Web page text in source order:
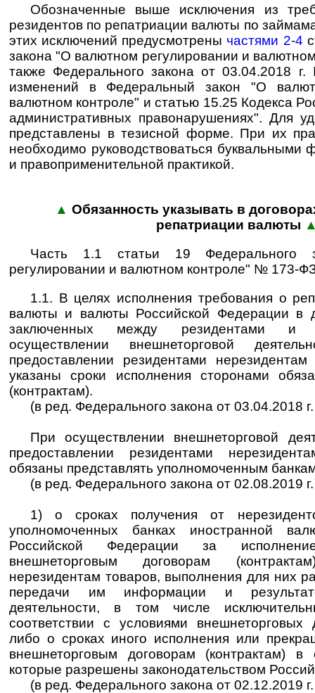
Обозначенные выше исключения из
резидентов по репатриации валюты по
этих исключений предусмотрены частями 2-4
закона "О валютном регулировании и
также Федерального закона от 03.04.2018
изменений в Федеральный закон "О
валютном контроле" и статью 15.25 Кодекса
административных правонарушениях". Для
представлены в тезисной форме. При их
необходимо руководствоваться бук­валь­ны­ми
и правоприменительной практикой.
▲ Обязанность указывать в
репатриации валюты
Часть 1.1 статьи 19 Федерального
регулировании и валютном контроле" № 173-
1.1. В целях исполнения требования о
валюты и валюты Российской Федерации в
заключенных между резидентами и
осуществлении внешнеторговой
предоставлении резидентами
указаны сроки исполнения сторонами
(контрактам).
(в ред. Федерального закона от 03.04.2018
При осуществлении внешнеторговой
предоставлении резидентами
обязаны представлять уполномоченным
(в ред. Федерального закона от 02.08.2019
1) о сроках получения от
уполномоченных банках иностранной
Российской Федерации за
внешнеторговым договорам
нерезидентам товаров, выполнения для них
передачи им информации и
деятельности, в том числе
соответствии с условиями внешнеторговых
либо о сроках иного исполнения или
внешнеторговым договорам (контрактам)
которые разрешены законодательством
(в ред. Федерального закона от 02.12.2019